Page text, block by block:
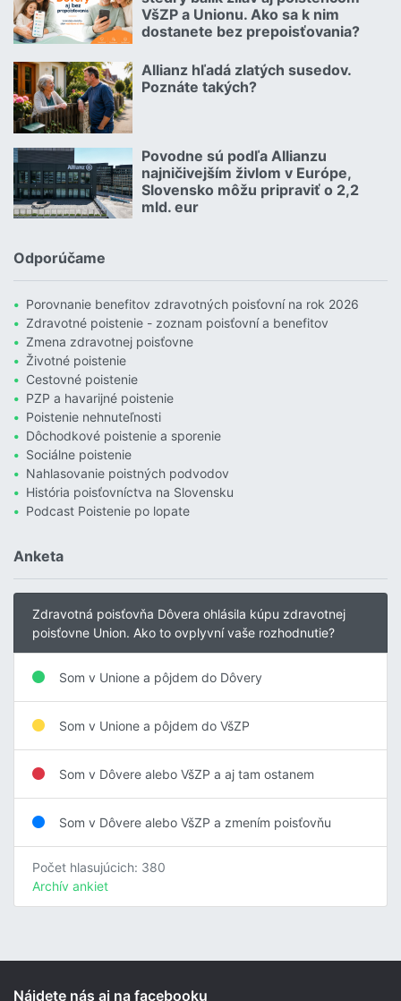
VšZP a Unionu. Ako sa k nim
dostanete bez prepoisťovania?
Allianz hľadá zlatých susedov.
Poznáte takých?
08.07.2026 |
Povodne sú podľa Allianzu
najničivejším živlom v Európe,
Slovensko môžu pripraviť o 2,2
mld. eur
23.07.2026 |
Odporúčame
Porovnanie benefitov zdravotných poisťovní na rok 2026
Zdravotné poistenie - zoznam poisťovní a benefitov
Zmena zdravotnej poisťovne
Životné poistenie
Cestovné poistenie
PZP a havarijné poistenie
Poistenie nehnuteľnosti
Dôchodkové poistenie a sporenie
Sociálne poistenie
Nahlasovanie poistných podvodov
História poisťovníctva na Slovensku
Podcast Poistenie po lopate
Anketa
Zdravotná poisťovňa Dôvera ohlásila kúpu zdravotnej
poisťovne Union. Ako to ovplyvní vaše rozhodnutie?
Som v Unione a pôjdem do Dôvery
Som v Unione a pôjdem do VšZP
Som v Dôvere alebo VšZP a aj tam ostanem
Som v Dôvere alebo VšZP a zmením poisťovňu
Počet hlasujúcich: 380
Archív ankiet
Nájdete nás aj na facebooku